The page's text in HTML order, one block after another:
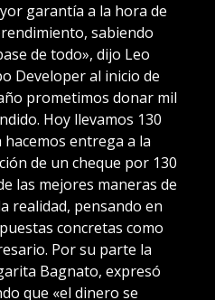
garantía a la hora de
sabiendo
de todo», dijo Leo
Developer al inicio de
prometimos donar mil
Hoy llevamos 130
entrega a la
de un cheque por 130
las mejores maneras de
realidad, pensando en
concretas como
Por su parte la
Bagnato, expresó
que «el dinero se